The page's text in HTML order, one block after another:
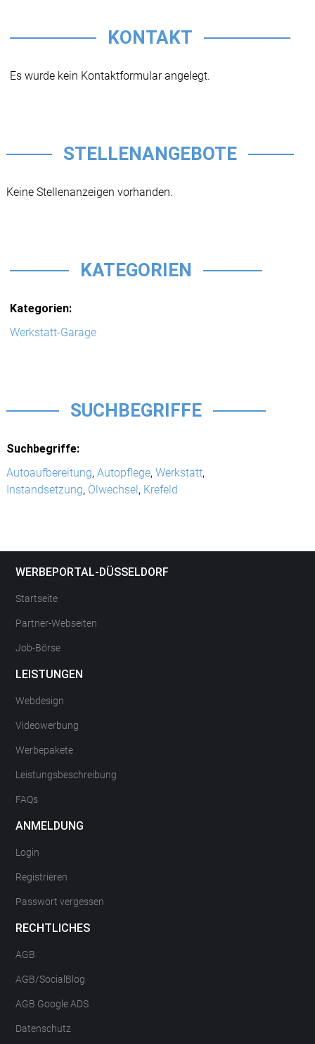
KONTAKT
Es wurde kein Kontaktformular angelegt.
STELLENANGEBOTE
Keine Stellenanzeigen vorhanden.
KATEGORIEN
Kategorien:
Werkstatt-Garage
SUCHBEGRIFFE
Suchbegriffe:
Autoaufbereitung, Autopflege, Werkstatt,
Instandsetzung, Ölwechsel , Krefeld
WERBEPORTAL-DÜSSELDORF
Startseite
Partner-Webseiten
Job-Börse
LEISTUNGEN
Webdesign
Videowerbung
Werbepakete
Leistungsbeschreibung
FAQs
ANMELDUNG
Login
Registrieren
Passwort vergessen
RECHTLICHES
AGB
AGB/SocialBlog
AGB Google ADS
Datenschutz